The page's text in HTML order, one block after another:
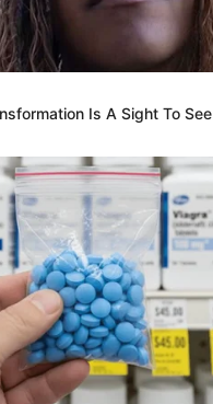
Is A Sight To See